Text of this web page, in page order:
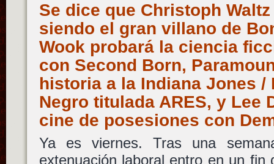
Se dice que Christoph
siendo el gran villano de
Wook probará la ciencia
con Second Born,
historia a la Indiana Jones /
Negro titulada ARES, y Lee
cine de posesiones con
Ya es viernes. Tras una
extenuación laboral entro en un fin